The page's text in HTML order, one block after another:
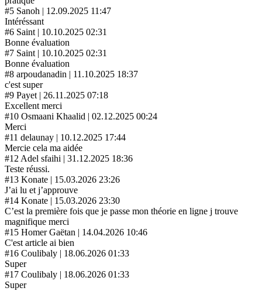
#5 Sanoh | 12.09.2025 11:47
Intéréssant
#6 Saint | 10.10.2025 02:31
Bonne évaluation
#7 Saint | 10.10.2025 02:31
Bonne évaluation
#8 arpoudanadin | 11.10.2025 18:37
c'est super
#9 Payet | 26.11.2025 07:18
Excellent merci
#10 Osmaani Khaalid | 02.12.2025 00:24
Merci
#11 delaunay | 10.12.2025 17:44
Mercie cela ma aidée
#12 Adel sfaihi | 31.12.2025 18:36
Teste réussi.
#13 Konate | 15.03.2026 23:26
J’ai lu et j’approuve
#14 Konate | 15.03.2026 23:30
C’est la première fois que je passe mon théorie en ligne j trouve
magnifique merci
#15 Homer Gaëtan | 14.04.2026 10:46
C'est article ai bien
#16 Coulibaly | 18.06.2026 01:33
Super
#17 Coulibaly | 18.06.2026 01:33
Super